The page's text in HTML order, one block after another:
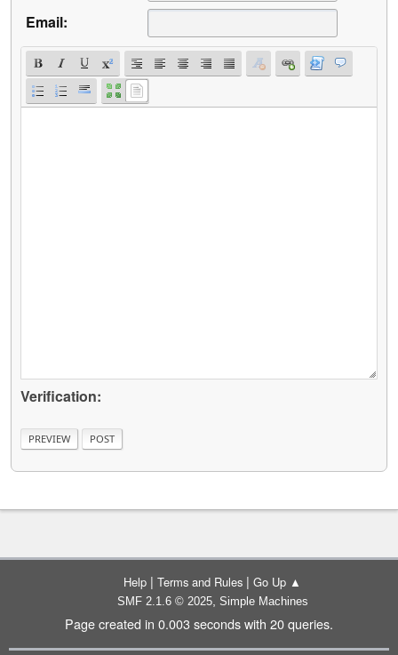
Email:
Verification:
Help | Terms and Rules | Go Up ▲
SMF 2.1.6 © 2025, Simple Machines
Page created in 0.003 seconds with 20 queries.